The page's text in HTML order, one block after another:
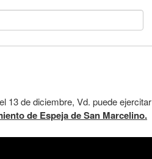
13 de diciembre, Vd. puede ejercitar
de Espeja de San Marcelino.